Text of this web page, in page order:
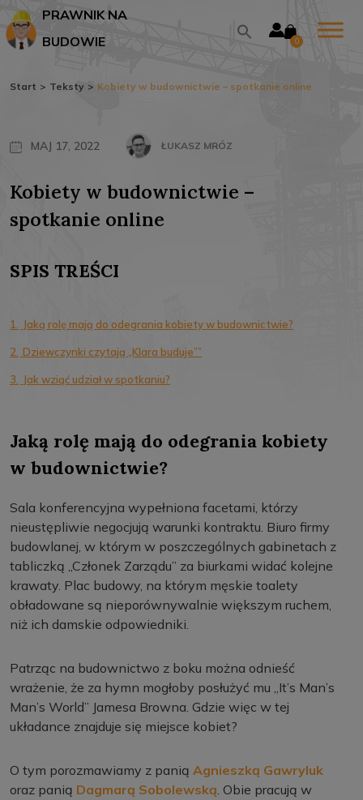
PRAWNIK NA
BUDOWIE
0
Start > Teksty > Kobiety w budownictwie – spotkanie online
MAJ 17, 2022 ŁUKASZ MRÓZ
Kobiety w budownictwie –
spotkanie online
SPIS TREŚCI
1. Jaką rolę mają do odegrania kobiety w budownictwie?
2. Dziewczynki czytają „Klara buduje””
3. Jak wziąć udział w spotkaniu?
Jaką rolę mają do odegrania kobiety
w budownictwie?
Sala konferencyjna wypełniona facetami, którzy
nieustępliwie negocjują warunki kontraktu. Biuro firmy
budowlanej, w którym w poszczególnych gabinetach z
tabliczką „Członek Zarządu” za biurkami widać kolejne
krawaty. Plac budowy, na którym męskie toalety
obładowane są nieporównywalnie większym ruchem,
niż ich damskie odpowiedniki.
Patrząc na budownictwo z boku można odnieść
wrażenie, że za hymn mogłoby posłużyć mu „It’s Man’s
Man’s World” Jamesa Browna. Gdzie więc w tej
układance znajduje się miejsce kobiet?
O tym porozmawiamy z panią Agnieszką Gawryluk
oraz panią Dagmarą Sobolewską. Obie pracują w